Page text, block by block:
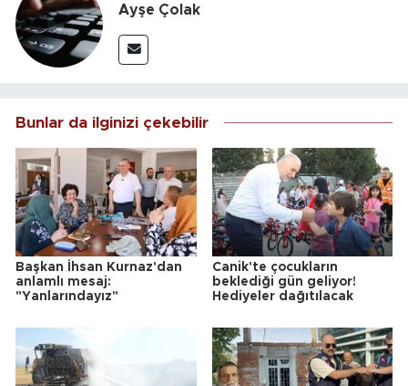
Ayşe Çolak
Bunlar da ilginizi çekebilir
Başkan İhsan Kurnaz'dan
anlamlı mesaj:
"Yanlarındayız"
Canik'te çocukların
beklediği gün geliyor!
Hediyeler dağıtılacak